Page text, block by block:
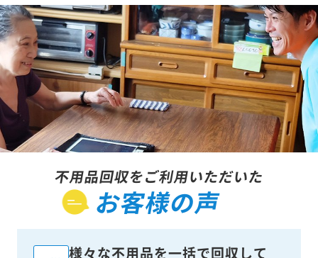
不用品回収をご利用いただいた
お客様の声
様々な不用品を一括で回収して